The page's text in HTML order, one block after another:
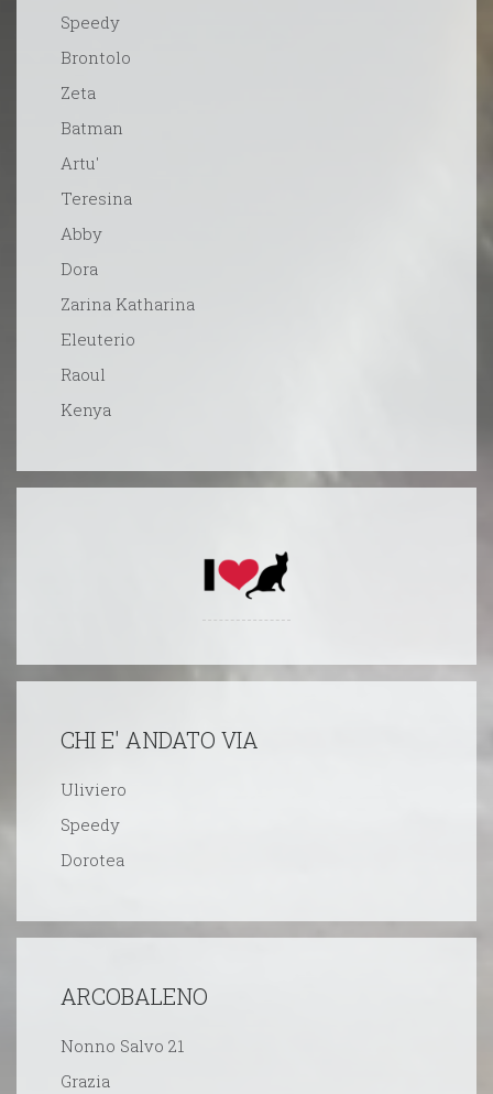
Speedy
Brontolo
Zeta
Batman
Artu'
Teresina
Abby
Dora
Zarina Katharina
Eleuterio
Raoul
Kenya
CHI E' ANDATO VIA
Uliviero
Speedy
Dorotea
ARCOBALENO
Nonno Salvo 21
Grazia